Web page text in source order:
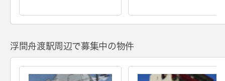
浮間舟渡駅周辺で募集中の物件